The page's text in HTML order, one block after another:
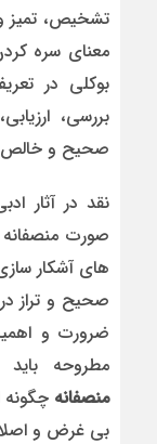
تشخیص، تمیز و
معنای سره
بوکلی در
بررسی،
صحیح و خالص
نقد در آثار
صورت
های آشکار
صحیح و تراز
ضرورت و
مطروحه
منصفانه
بی غرض و